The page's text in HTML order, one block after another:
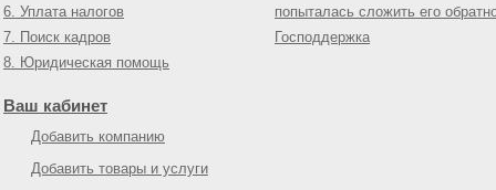
6. Уплата налогов
7. Поиск кадров
8. Юридическая помощь
попыталась сложить его
Господдержка
Ваш кабинет
Добавить компанию
Добавить товары и услуги